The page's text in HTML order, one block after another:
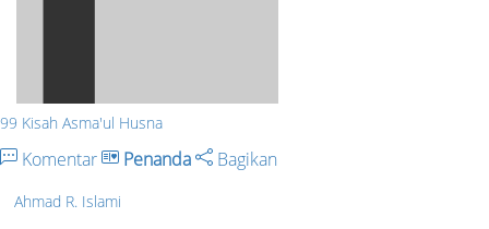
99 Kisah Asma'ul Husna
Komentar Penanda Bagikan
Ahmad R. Islami